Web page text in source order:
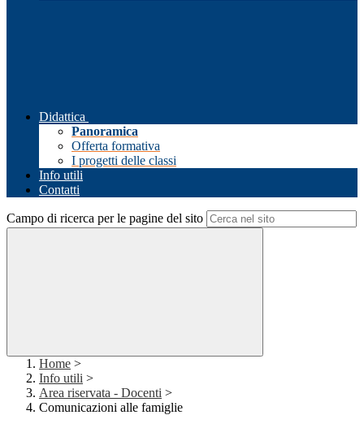
Didattica
Panoramica
Offerta formativa
I progetti delle classi
Info utili
Contatti
Campo di ricerca per le pagine del sito
Home >
Info utili >
Area riservata - Docenti >
Comunicazioni alle famiglie